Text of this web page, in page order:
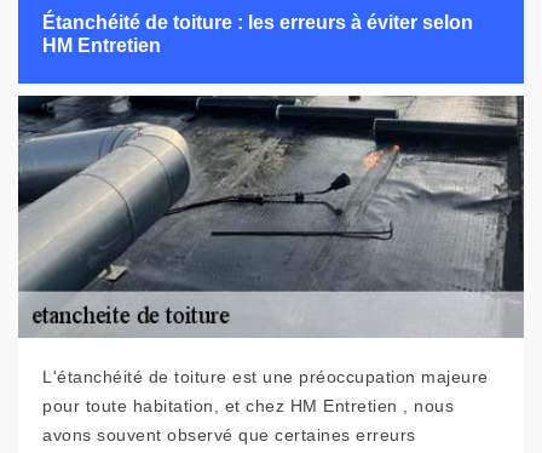
Étanchéité de toiture : les erreurs à éviter selon
HM Entretien
L'étanchéité de toiture est une préoccupation majeure
pour toute habitation, et chez HM Entretien , nous
avons souvent observé que certaines erreurs